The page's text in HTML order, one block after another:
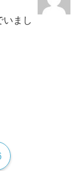
いまし